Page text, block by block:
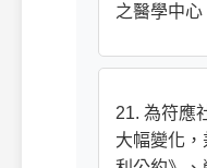
之醫學中心
21. 為符應
大幅變化